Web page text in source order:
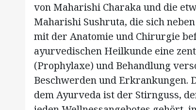
von Maharishi Charaka und die
Maharishi Sushruta, die sich
mit der Anatomie und Chirurgie
ayurvedischen Heilkunde eine
(Prophylaxe) und Behandlung
Beschwerden und Erkrankungen.
dem Ayurveda ist der Stirnguss,